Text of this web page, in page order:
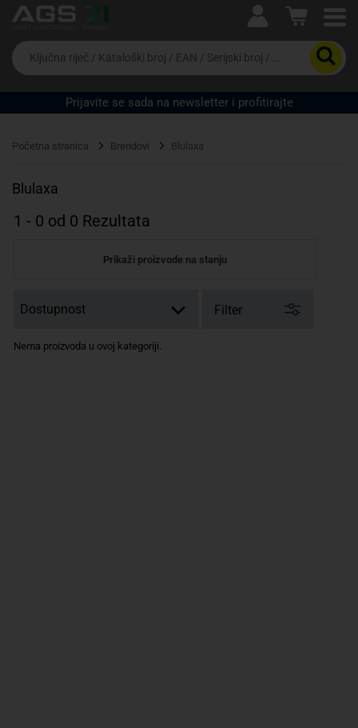
Ova postavka prilagođava asortiman proizvoda i
cijene vašim potrebama.
Da
biste
potražili
proizvod,
unesite
riječ,
EAN
serijski
Prijavite se sada na newsletter i profitirajte
Početna stranica Brendovi Blulaxa
Blulaxa
1 - 0 od 0 Rezultata
Prikaži proizvode na stanju
Filter
Nema proizvoda u ovoj kategoriji.